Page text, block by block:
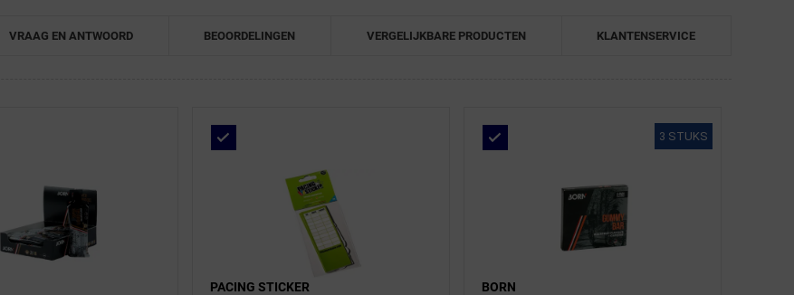
VRAAG EN ANTWOORD BEOORDELINGEN VERGELIJKBARE PRODUCTEN KLANTENSERVICE
PACING STICKER
3 STUKS
BORN